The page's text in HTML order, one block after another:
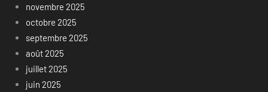
novembre 2025
octobre 2025
septembre 2025
août 2025
juillet 2025
juin 2025